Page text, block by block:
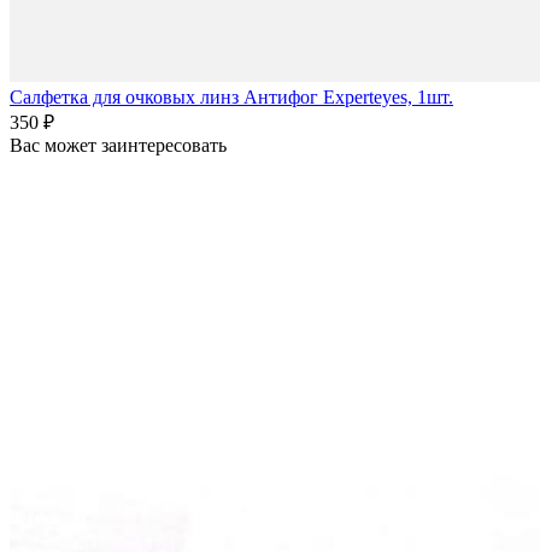
Салфетка для очковых линз Антифог Experteyes, 1шт.
350 ₽
Вас может заинтересовать